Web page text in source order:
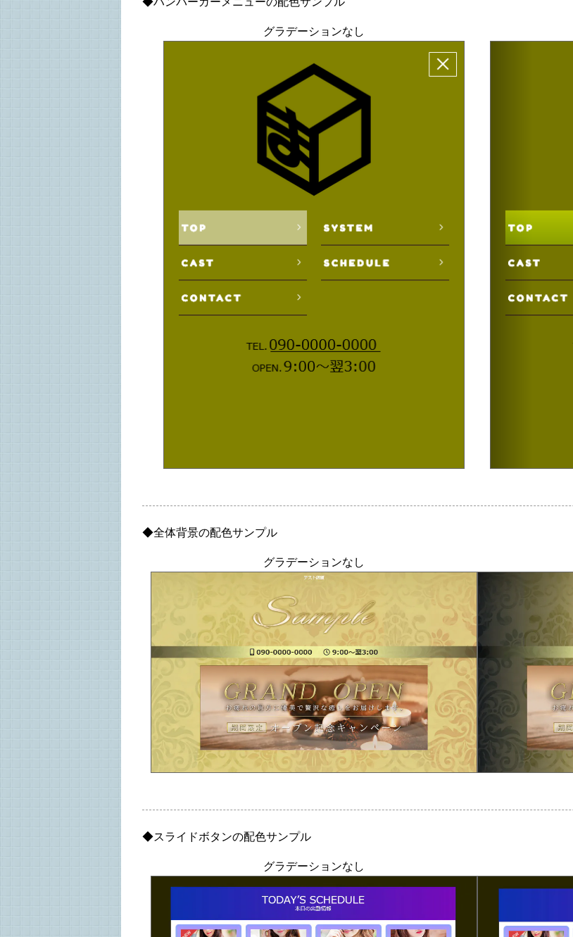
グラデーションなし
◆全体背景の配色サンプル
グラデーションなし
◆スライドボタンの配色サンプル
グラデーションなし